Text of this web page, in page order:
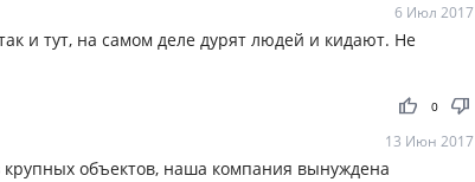
6 Июл 2017
и тут, на самом деле дурят людей и кидают. Не
thumb_up thumb_down
0
13 Июн 2017
объектов, наша компания вынуждена